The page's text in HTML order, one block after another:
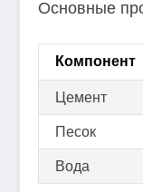
Основные
Компонент
Цемент
Песок
Вода